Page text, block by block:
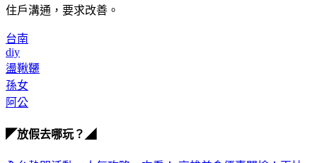
住戶溝通，要求改善。
台南
diy
盪鞦韆
孫女
阿公
◤放假去哪玩？◢